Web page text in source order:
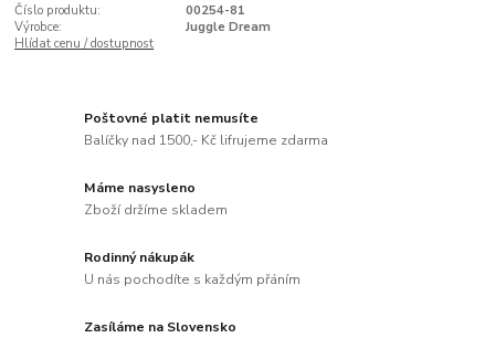
Číslo produktu:
00254-81
Výrobce:
Juggle Dream
Hlídat cenu / dostupnost
Poštovné platit nemusíte
Balíčky nad 1500,- Kč lifrujeme zdarma
Máme nasysleno
Zboží držíme skladem
Rodinný nákupák
U nás pochodíte s každým přáním
Zasíláme na Slovensko